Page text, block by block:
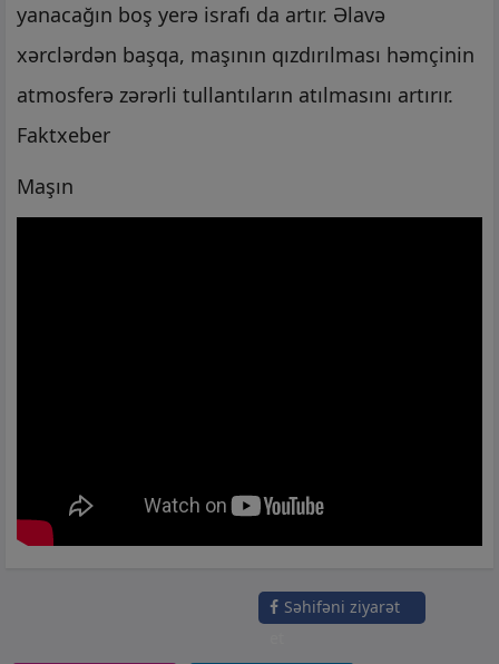
yanacağın boş yerə israfı da artır. Əlavə
xərclərdən başqa, maşının qızdırılması həmçinin
atmosferə zərərli tullantıların atılmasını artırır.
Faktxeber
Maşın
Səhifəni ziyarət